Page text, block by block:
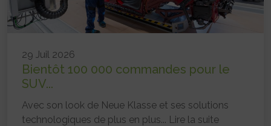
29 Juil 2026
Bientôt 100 000 commandes pour le
SUV...
Avec son look de Neue Klasse et ses solutions
technologiques de plus en plus... Lire la suite